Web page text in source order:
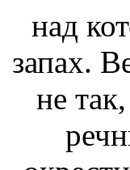
над
запах.
не